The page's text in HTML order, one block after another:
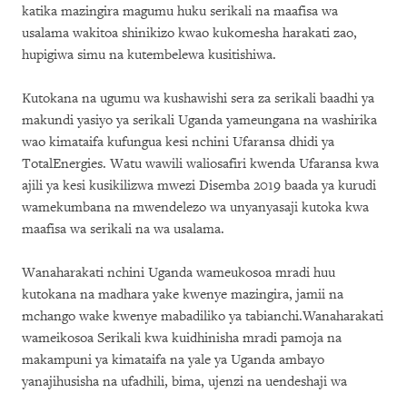
katika mazingira magumu huku serikali na maafisa wa
usalama wakitoa shinikizo kwao kukomesha harakati zao,
hupigiwa simu na kutembelewa kusitishiwa.
Kutokana na ugumu wa kushawishi sera za serikali baadhi ya
makundi yasiyo ya serikali Uganda yameungana na washirika
wao kimataifa kufungua kesi nchini Ufaransa dhidi ya
TotalEnergies. Watu wawili waliosafiri kwenda Ufaransa kwa
ajili ya kesi kusikilizwa mwezi Disemba 2019 baada ya kurudi
wamekumbana na mwendelezo wa unyanyasaji kutoka kwa
maafisa wa serikali na wa usalama.
Wanaharakati nchini Uganda wameukosoa mradi huu
kutokana na madhara yake kwenye mazingira, jamii na
mchango wake kwenye mabadiliko ya tabianchi.Wanaharakati
wameikosoa Serikali kwa kuidhinisha mradi pamoja na
makampuni ya kimataifa na yale ya Uganda ambayo
yanajihusisha na ufadhili, bima, ujenzi na uendeshaji wa